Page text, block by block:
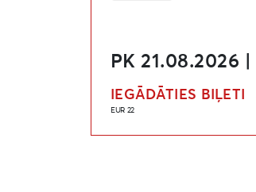
PK 21.08.2026
IEGĀDĀTIES BIĻETI
EUR 22